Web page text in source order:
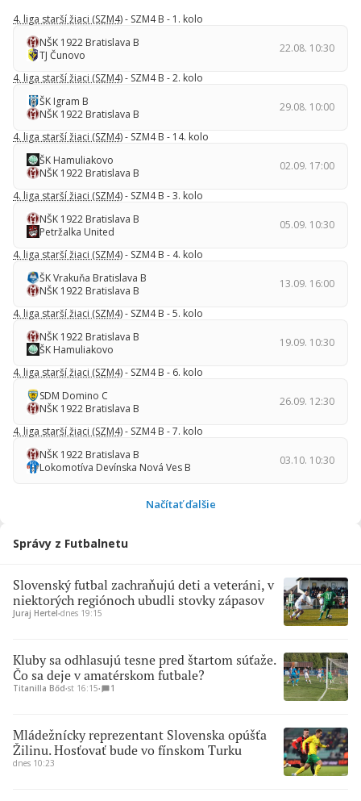
4. liga starší žiaci (SZM4)- SZM4 B - 1. kolo
NŠK 1922 Bratislava B
TJ Čunovo
22.08. 10:30
4. liga starší žiaci (SZM4)- SZM4 B - 2. kolo
ŠK Igram B
NŠK 1922 Bratislava B
29.08. 10:00
4. liga starší žiaci (SZM4)- SZM4 B - 14. kolo
ŠK Hamuliakovo
NŠK 1922 Bratislava B
02.09. 17:00
4. liga starší žiaci (SZM4)- SZM4 B - 3. kolo
NŠK 1922 Bratislava B
Petržalka United
05.09. 10:30
4. liga starší žiaci (SZM4)- SZM4 B - 4. kolo
ŠK Vrakuňa Bratislava B
NŠK 1922 Bratislava B
13.09. 16:00
4. liga starší žiaci (SZM4)- SZM4 B - 5. kolo
NŠK 1922 Bratislava B
ŠK Hamuliakovo
19.09. 10:30
4. liga starší žiaci (SZM4)- SZM4 B - 6. kolo
SDM Domino C
NŠK 1922 Bratislava B
26.09. 12:30
4. liga starší žiaci (SZM4)- SZM4 B - 7. kolo
NŠK 1922 Bratislava B
Lokomotíva Devínska Nová Ves B
03.10. 10:30
Načítať ďalšie
Správy z Futbalnetu
Slovenský futbal zachraňujú deti a veteráni, v
niektorých regiónoch ubudli stovky zápasov
Juraj Hertel∙dnes 19:15
Kluby sa odhlasujú tesne pred štartom súťaže.
Čo sa deje v amatérskom futbale?
Titanilla Bőd∙st 16:15∙ 1
Mládežnícky reprezentant Slovenska opúšťa
Žilinu. Hosťovať bude vo fínskom Turku
dnes 10:23